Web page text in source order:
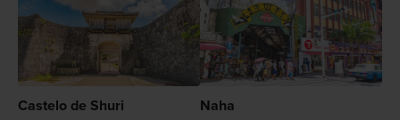
Castelo de Shuri Naha